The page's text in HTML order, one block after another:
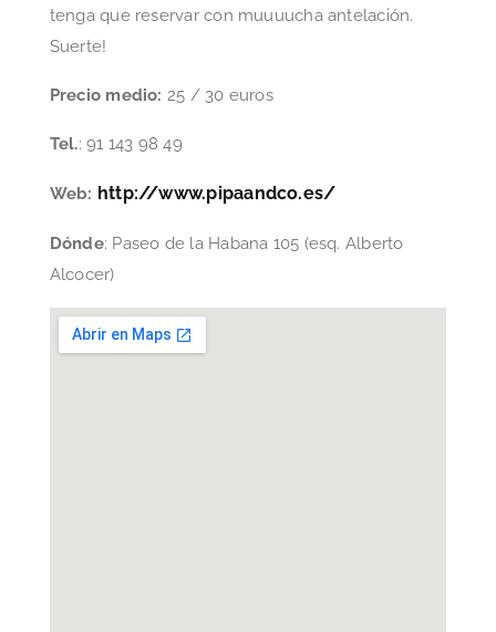
tenga que reservar con muuuucha antelación.
Suerte!
Precio medio: 25 / 30 euros
Tel.: 91 143 98 49
Web: http://www.pipaandco.es/
Dónde: Paseo de la Habana 105 (esq. Alberto
Alcocer)